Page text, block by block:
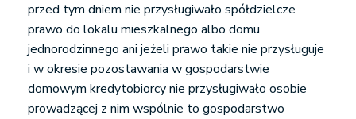
przed tym dniem nie przysługiwało spółdzielcze
prawo do lokalu mieszkalnego albo domu
jednorodzinnego ani jeżeli prawo takie nie przysługuje
i w okresie pozostawania w gospodarstwie
domowym kredytobiorcy nie przysługiwało osobie
prowadzącej z nim wspólnie to gospodarstwo